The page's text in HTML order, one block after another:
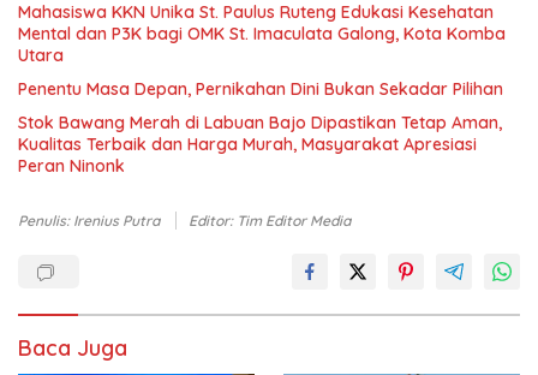
Mahasiswa KKN Unika St. Paulus Ruteng Edukasi Kesehatan
Mental dan P3K bagi OMK St. Imaculata Galong, Kota Komba
Utara
Penentu Masa Depan, Pernikahan Dini Bukan Sekadar Pilihan
Stok Bawang Merah di Labuan Bajo Dipastikan Tetap Aman,
Kualitas Terbaik dan Harga Murah, Masyarakat Apresiasi
Peran Ninonk
Penulis: Irenius Putra Editor: Tim Editor Media
Baca Juga